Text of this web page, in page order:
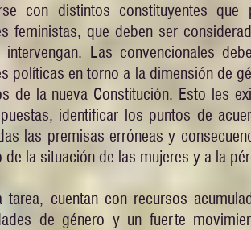
con distintos constituyentes
feministas, que deben ser
intervengan. Las convencionales
políticas en torno a la dimensión de
de la nueva Constitución. Esto les
identificar los puntos de
las premisas erróneas y
de la situación de las mujeres y a la
tarea, cuentan con recursos
de género y un fuerte